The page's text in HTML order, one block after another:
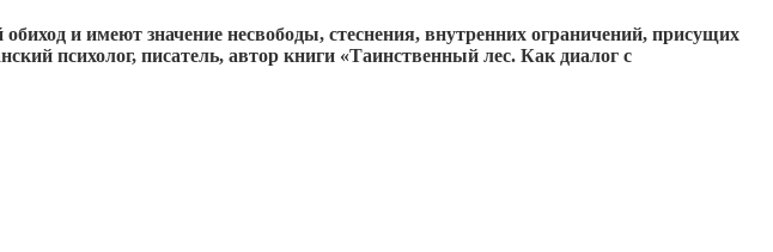
и имеют значение несвободы, стеснения, внутренних ограничений, присущих
психолог, писатель, автор книги «Таинственный лес. Как диалог с